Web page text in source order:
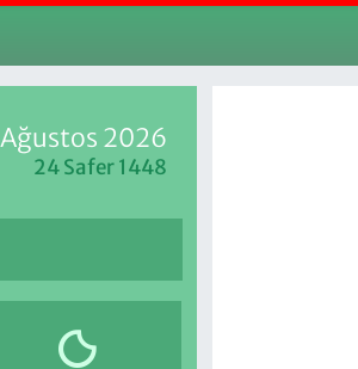
2026
24 Safer 1448